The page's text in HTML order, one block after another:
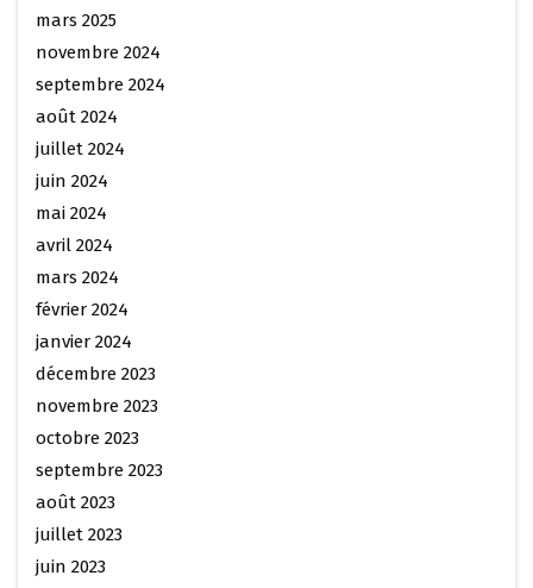
mars 2025
novembre 2024
septembre 2024
août 2024
juillet 2024
juin 2024
mai 2024
avril 2024
mars 2024
février 2024
janvier 2024
décembre 2023
novembre 2023
octobre 2023
septembre 2023
août 2023
juillet 2023
juin 2023